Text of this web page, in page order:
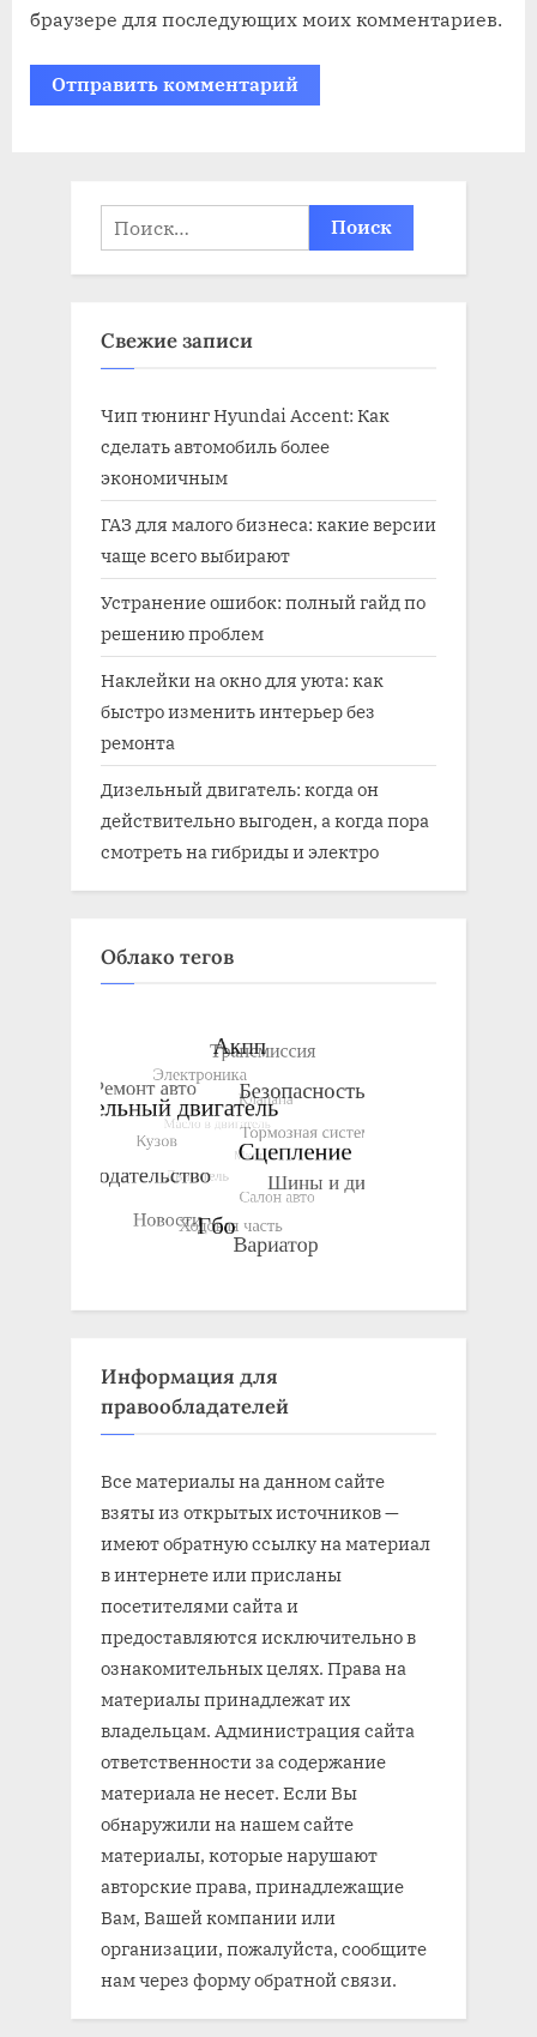
браузере для последующих моих комментариев.
Найти:
Свежие записи
Чип тюнинг Hyundai Accent: Как
сделать автомобиль более
экономичным
ГАЗ для малого бизнеса: какие версии
чаще всего выбирают
Устранение ошибок: полный гайд по
решению проблем
Наклейки на окно для уюта: как
быстро изменить интерьер без
ремонта
Дизельный двигатель: когда он
действительно выгоден, а когда пора
смотреть на гибриды и электро
Облако тегов
Информация для
правообладателей
Все материалы на данном сайте
взяты из открытых источников —
имеют обратную ссылку на материал
в интернете или присланы
посетителями сайта и
предоставляются исключительно в
ознакомительных целях. Права на
материалы принадлежат их
владельцам. Администрация сайта
ответственности за содержание
материала не несет. Если Вы
обнаружили на нашем сайте
материалы, которые нарушают
авторские права, принадлежащие
Вам, Вашей компании или
организации, пожалуйста, сообщите
нам через форму обратной связи.